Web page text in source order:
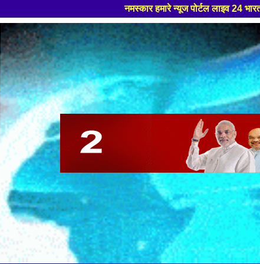
नमस्कार हमारे न्यूज पोर्टल लाइव 24 भारत मे आपका स्वागत हैं ,यहाँ